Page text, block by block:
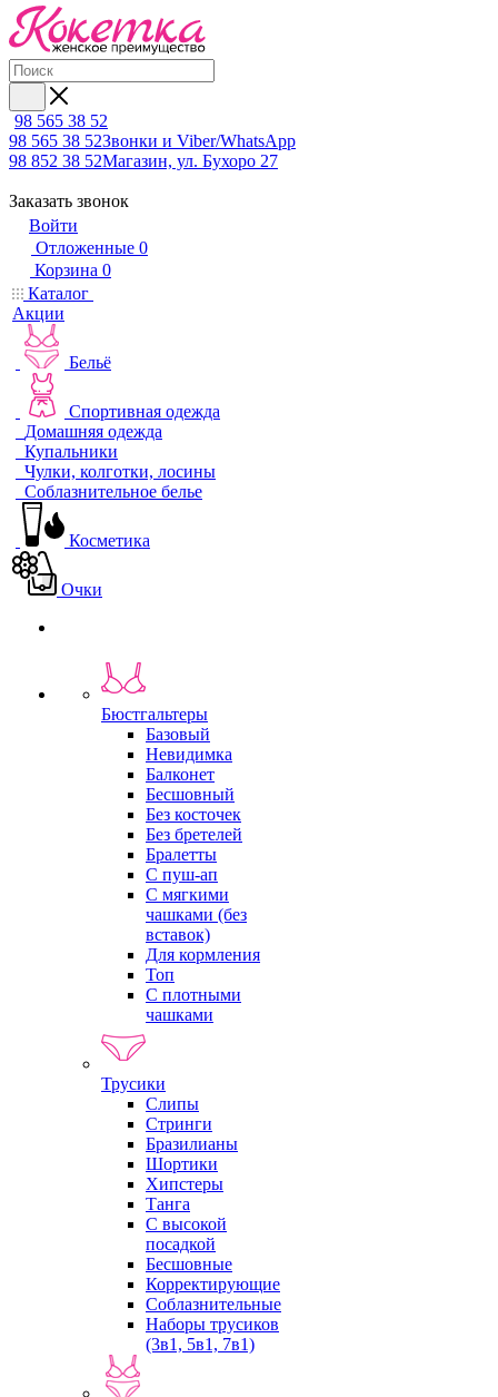
98 565 38 52
98 565 38 52Звонки и Viber/WhatsApp
98 852 38 52Магазин, ул. Бухоро 27
Заказать звонок
Войти
Отложенные 0
Корзина 0
Каталог
Акции
Бельё
Спортивная одежда
Домашняя одежда
Купальники
Чулки, колготки, лосины
Соблазнительное белье
Косметика
Очки
Бюстгальтеры
Базовый
Невидимка
Балконет
Бесшовный
Без косточек
Без бретелей
Бралетты
С пуш-ап
С мягкими
чашками (без
вставок)
Для кормления
Топ
С плотными
чашками
Трусики
Слипы
Стринги
Бразилианы
Шортики
Хипстеры
Танга
С высокой
посадкой
Бесшовные
Корректирующие
Соблазнительные
Наборы трусиков
(3в1, 5в1, 7в1)